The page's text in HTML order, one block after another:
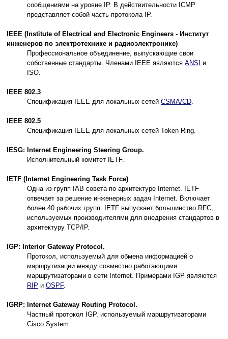
сообщениями на уровне IP. В действительности ICMP
представляет собой часть протокола IP.
IEEE (Institute of Electrical and Electronic Engineers - Институт
инженеров по электротехнике и радиоэлектронике)
Профессиональное объединение, выпускающие свои
собственные стандарты. Членами IEEE являются ANSI и
ISO.
IEEE 802.3
Спецификация IEEE для локальных сетей CSMA/CD.
IEEE 802.5
Спецификация IEEE для локальных сетей Token Ring.
IESG: Internet Engineering Steering Group.
Исполнительный комитет IETF.
IETF (Internet Engineering Task Force)
Одна из групп IAB совета по архитектуре Internet. IETF
отвечает за решение инженерных задач Internet. Включает
более 40 рабочих групп. IETF выпускает большинство RFC,
используемых производителями для внедрения стандартов в
архитектуру TCP/IP.
IGP: Interior Gateway Protocol.
Протокол, используемый для обмена информацией о
маршрутизации между совместно работающими
маршрутизаторами в сети Internet. Примерами IGP являются
RIP и OSPF.
IGRP: Internet Gateway Routing Protocol.
Частный протокол IGP, используемый маршрутизаторами
Cisco System.